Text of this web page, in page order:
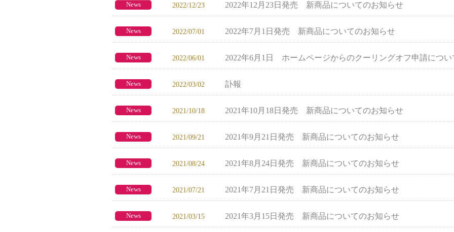
News 2022/12/23 2022年12月23日発売 新商品についてのお知らせ
News 2022/07/01 2022年7月1日発売 新商品についてのお知らせ
News 2022/06/01 2022年6月1日 ホームページからのクーリングオフ申請につい
News 2022/03/02 訃報
News 2021/10/18 2021年10月18日発売 新商品についてのお知らせ
News 2021/09/21 2021年9月21日発売 新商品についてのお知らせ
News 2021/08/24 2021年8月24日発売 新商品についてのお知らせ
News 2021/07/21 2021年7月21日発売 新商品についてのお知らせ
News 2021/03/15 2021年3月15日発売 新商品についてのお知らせ